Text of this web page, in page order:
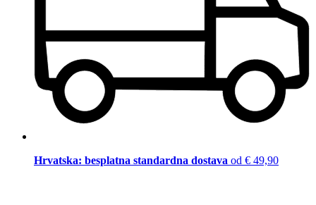
Hrvatska: besplatna standardna dostava od € 49,90